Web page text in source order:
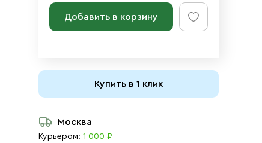
Добавить в корзину
Купить в 1 клик
Москва
Курьером: 1 000 ₽